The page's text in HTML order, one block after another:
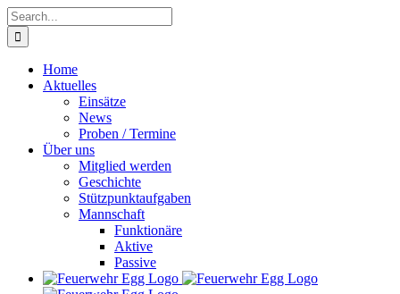
Skip
to
content
Search
for:
Home
Aktuelles
Einsätze
News
Proben / Termine
Über uns
Mitglied werden
Geschichte
Stützpunktaufgaben
Mannschaft
Funktionäre
Aktive
Passive